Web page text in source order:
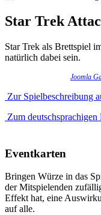
Star Trek
Star Trek als Brettspiel
natürlich dabei sein.
Joomla
Zur Spielbeschreibung
Zum
Eventkarten
Bringen Würze in das
der Mitspielenden
Effekt hat, eine
auf alle.